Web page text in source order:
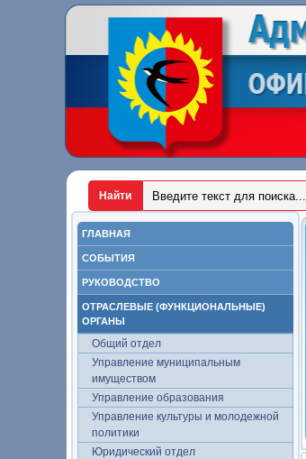
ГЛАВНАЯ
СОБЫТИЯ
РУКОВОДСТВО
ОТРАСЛЕВЫЕ (ФУНКЦИОНАЛЬНЫЕ)
ОРГАНЫ
Общий отдел
Управление муниципальным
имуществом
Управление образования
Управление культуры и молодежной
политики
Юридический отдел